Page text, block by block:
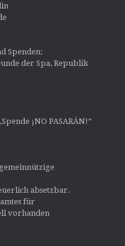
Spenden:
der Spa, Republik
¡NO PASARÁN!“
gemeinnützige
absetzbar.
für
vorhanden